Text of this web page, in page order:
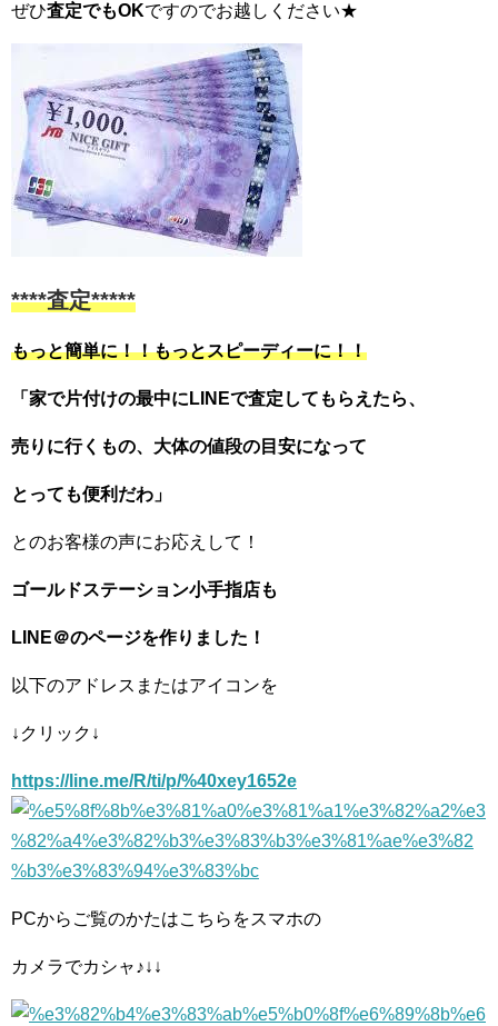
ぜひ査定でもOKですのでお越しください★
****査定*****
もっと簡単に！！もっとスピーディーに！！
「家で片付けの最中にLINEで査定してもらえたら、
売りに行くもの、大体の値段の目安になって
とっても便利だわ」
とのお客様の声にお応えして！
ゴールドステーション小手指店も
LINE＠のページを作りました！
以下のアドレスまたはアイコンを
↓クリック↓
https://line.me/R/ti/p/%40xey1652e
PCからご覧のかたはこちらをスマホの
カメラでカシャ♪↓↓